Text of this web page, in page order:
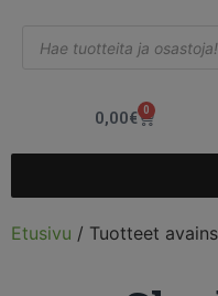
0,00€ 0
Etusivu / Tuotteet